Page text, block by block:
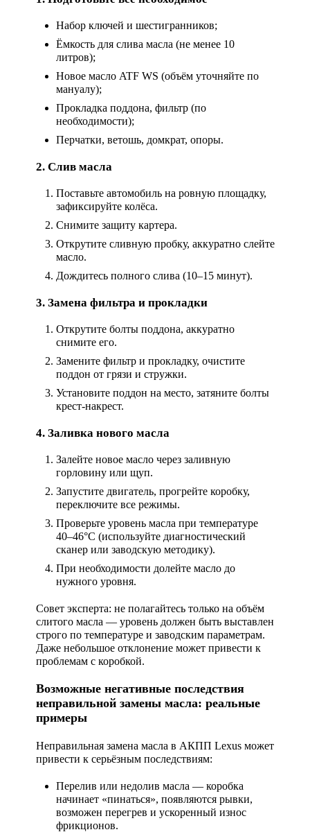
Набор ключей и шестигранников;
Ёмкость для слива масла (не менее 10
литров);
Новое масло ATF WS (объём уточняйте по
мануалу);
Прокладка поддона, фильтр (по
необходимости);
Перчатки, ветошь, домкрат, опоры.
2. Слив масла
Поставьте автомобиль на ровную площадку,
зафиксируйте колёса.
Снимите защиту картера.
Открутите сливную пробку, аккуратно слейте
масло.
Дождитесь полного слива (10–15 минут).
3. Замена фильтра и прокладки
Открутите болты поддона, аккуратно
снимите его.
Замените фильтр и прокладку, очистите
поддон от грязи и стружки.
Установите поддон на место, затяните болты
крест-накрест.
4. Заливка нового масла
Залейте новое масло через заливную
горловину или щуп.
Запустите двигатель, прогрейте коробку,
переключите все режимы.
Проверьте уровень масла при температуре
40–46°C (используйте диагностический
сканер или заводскую методику).
При необходимости долейте масло до
нужного уровня.
Совет эксперта: не полагайтесь только на объём
слитого масла — уровень должен быть выставлен
строго по температуре и заводским параметрам.
Даже небольшое отклонение может привести к
проблемам с коробкой.
Возможные негативные последствия
неправильной замены масла: реальные
примеры
Неправильная замена масла в АКПП Lexus может
привести к серьёзным последствиям:
Перелив или недолив масла — коробка
начинает «пинаться», появляются рывки,
возможен перегрев и ускоренный износ
фрикционов.